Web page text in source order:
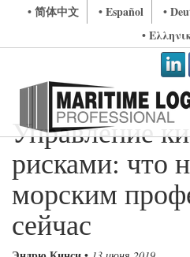
• 简体中文 • Español •
•
Управление
рисками: что
морским
сейчас